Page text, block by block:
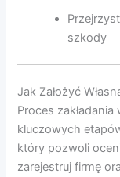
szkody
Jak Założyć
Proces zakładania
kluczowych
który pozwoli
zarejestruj firmę